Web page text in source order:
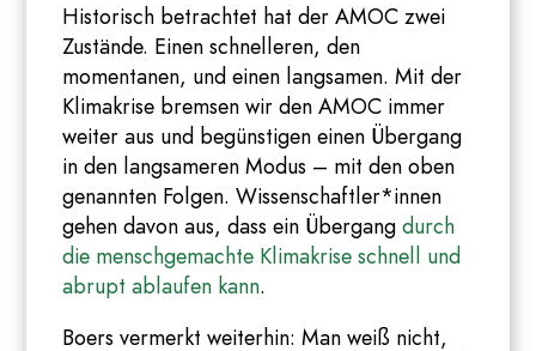
Historisch betrachtet hat der AMOC zwei
Zustände. Einen schnelleren, den
momentanen, und einen langsamen. Mit der
Klimakrise bremsen wir den AMOC immer
weiter aus und begünstigen einen Übergang
in den langsameren Modus – mit den oben
genannten Folgen. Wissenschaftler*innen
gehen davon aus, dass ein Übergangdurch
die menschgemachte Klimakrise schnell und
abrupt ablaufen kann.
Boers vermerkt weiterhin: Man weiß nicht,